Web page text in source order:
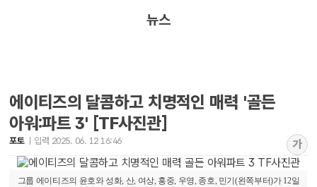
뉴스
에이티즈의 달콤하고 치명적인 매력 '골든
아워:파트 3' [TF사진관]
포토 입력 2025. 06. 12 16:46 가
그룹 에이티즈의 윤호와 성화, 산, 여상, 홍중, 우영, 종호, 민기(왼쪽부터)가 12일